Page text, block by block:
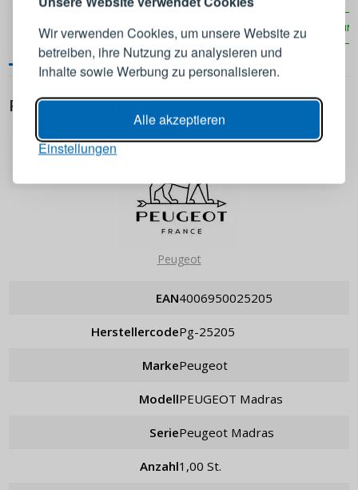
Wir verwenden Cookies, um unsere Website zu
betreiben, ihre Nutzung zu analysieren und
Inhalte sowie Werbung zu personalisieren.
Alle akzeptieren
Einstellungen
ADHOC Yaso 17 cm
IN DEN WARENKORB
Pfeffermühle aus Holz
IN DEN WARENKORB IN
PRODUKTDETAILS
Peugeot
EAN 4006950025205
Herstellercode pg-25205
Marke Peugeot
Modell PEUGEOT Madras
Serie Peugeot Madras
Anzahl 1,00 St.
E-Mail-Adresse
Passwort erinnern